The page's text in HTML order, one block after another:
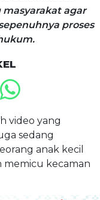
agar
proses
video yang
sedang
anak kecil
memicu kecaman